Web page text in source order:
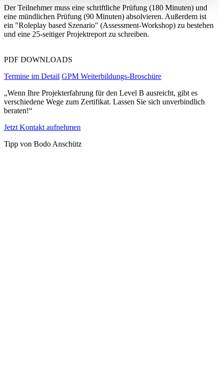
Der Teilnehmer muss eine schriftliche Prüfung (180 Minuten) und
eine mündlichen Prüfung (90 Minuten) absolvieren. Außerdem ist
ein "Roleplay based Szenario" (Assessment-Workshop) zu bestehen
und eine 25-seitiger Projektreport zu schreiben.
PDF DOWNLOADS
Termine im Detail GPM Weiterbildungs-Broschüre
„Wenn Ihre Projekterfahrung für den Level B ausreicht, gibt es
verschiedene Wege zum Zertifikat. Lassen Sie sich unverbindlich
beraten!“
Jetzt Kontakt aufnehmen
Tipp von Bodo Anschütz